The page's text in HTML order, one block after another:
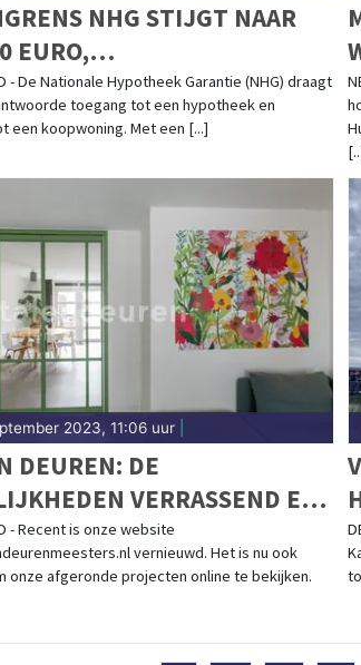
NHG STIJGT NAAR
EURO,
WORDT
EURO
- De Nationale Hypotheek Garantie (NHG) draagt
toegang tot een hypotheek en
een koopwoning. Met een [...]
2023, 11:06 uur
DEUREN: DE
VERRASSEND EN
VERBLUFFEND
- Recent is onze website
vernieuwd. Het is nu ook
onze afgeronde projecten online te bekijken.